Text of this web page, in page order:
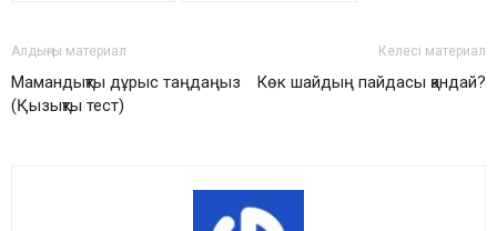
Алдыңғы материал
Мамандықты дұрыс таңдаңыз
(Қызықты тест)
Келесі материал
Көк шайдың пайдасы қандай?